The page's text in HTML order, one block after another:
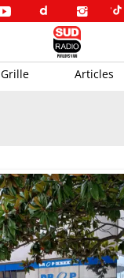
Grille Articles